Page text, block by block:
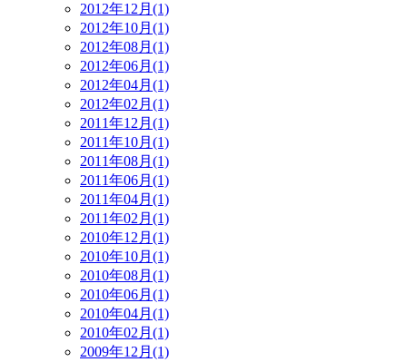
2012年12月(1)
2012年10月(1)
2012年08月(1)
2012年06月(1)
2012年04月(1)
2012年02月(1)
2011年12月(1)
2011年10月(1)
2011年08月(1)
2011年06月(1)
2011年04月(1)
2011年02月(1)
2010年12月(1)
2010年10月(1)
2010年08月(1)
2010年06月(1)
2010年04月(1)
2010年02月(1)
2009年12月(1)